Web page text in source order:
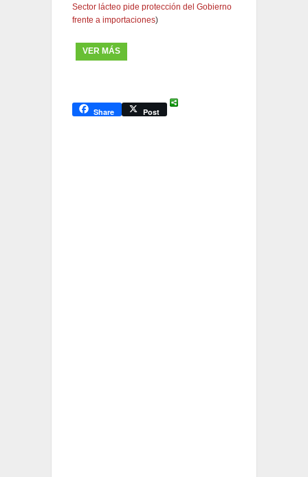
Sector lácteo pide protección del Gobierno
frente a importaciones)
VER MÁS
Share Post